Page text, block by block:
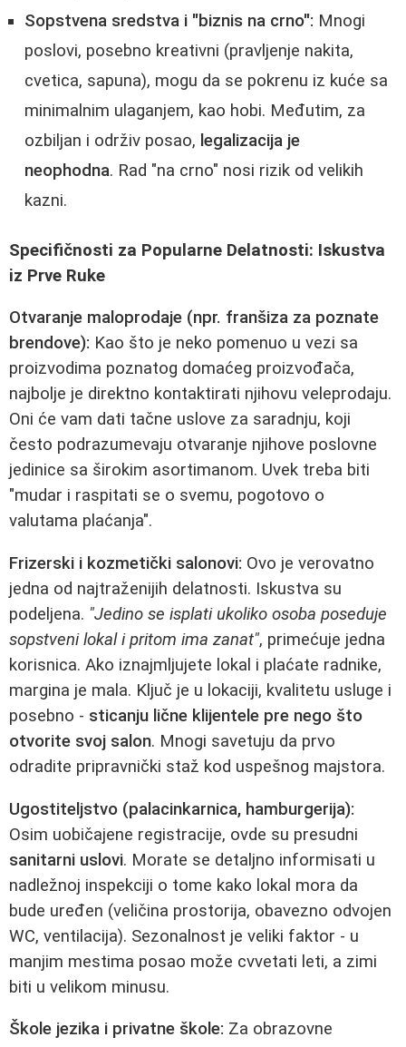
Sopstvena sredstva i "biznis na crno": Mnogi
poslovi, posebno kreativni (pravljenje nakita,
cvetica, sapuna), mogu da se pokrenu iz kuće sa
minimalnim ulaganjem, kao hobi. Međutim, za
ozbiljan i održiv posao, legalizacija je
neophodna. Rad "na crno" nosi rizik od velikih
kazni.
Specifičnosti za Popularne Delatnosti: Iskustva
iz Prve Ruke
Otvaranje maloprodaje (npr. franšiza za poznate
brendove): Kao što je neko pomenuo u vezi sa
proizvodima poznatog domaćeg proizvođača,
najbolje je direktno kontaktirati njihovu veleprodaju.
Oni će vam dati tačne uslove za saradnju, koji
često podrazumevaju otvaranje njihove poslovne
jedinice sa širokim asortimanom. Uvek treba biti
"mudar i raspitati se o svemu, pogotovo o
valutama plaćanja".
Frizerski i kozmetički salonovi: Ovo je verovatno
jedna od najtraženijih delatnosti. Iskustva su
podeljena. "Jedino se isplati ukoliko osoba poseduje
sopstveni lokal i pritom ima zanat", primećuje jedna
korisnica. Ako iznajmljujete lokal i plaćate radnike,
margina je mala. Ključ je u lokaciji, kvalitetu usluge i
posebno - sticanju lične klijentele pre nego što
otvorite svoj salon. Mnogi savetuju da prvo
odradite pripravnički staž kod uspešnog majstora.
Ugostiteljstvo (palacinkarnica, hamburgerija):
Osim uobičajene registracije, ovde su presudni
sanitarni uslovi. Morate se detaljno informisati u
nadležnoj inspekciji o tome kako lokal mora da
bude uređen (veličina prostorija, obavezno odvojen
WC, ventilacija). Sezonalnost je veliki faktor - u
manjim mestima posao može cvvetati leti, a zimi
biti u velikom minusu.
Škole jezika i privatne škole: Za obrazovne